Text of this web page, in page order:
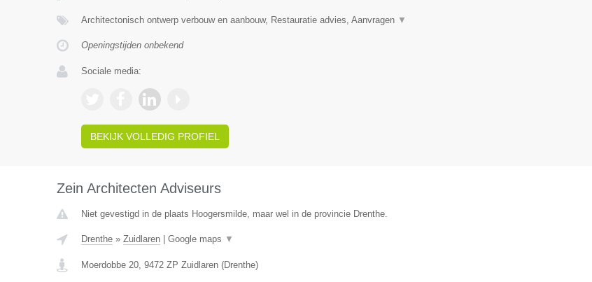
Architectonisch ontwerp verbouw en aanbouw, Restauratie advies, Aanvragen ▼
Openingstijden onbekend
Sociale media:
BEKIJK VOLLEDIG PROFIEL
Zein Architecten Adviseurs
Niet gevestigd in de plaats Hoogersmilde, maar wel in de provincie Drenthe.
Drenthe» Zuidlaren| Google maps ▼
Moerdobbe 20, 9472 ZP Zuidlaren(Drenthe)